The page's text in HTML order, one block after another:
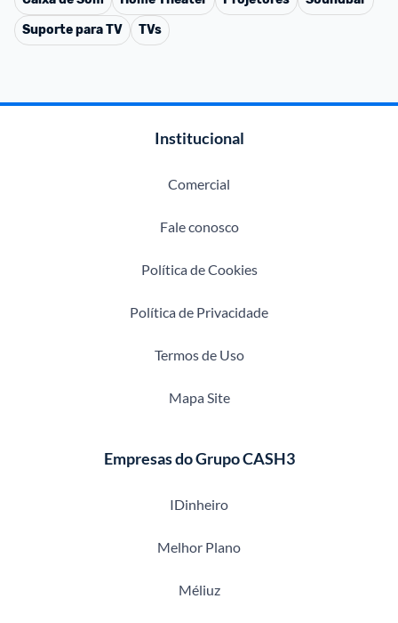
Suporte para TV
TVs
Institucional
Comercial
Fale conosco
Política de Cookies
Política de Privacidade
Termos de Uso
Mapa Site
Empresas do Grupo CASH3
IDinheiro
Melhor Plano
Méliuz